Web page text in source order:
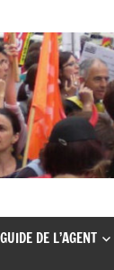
GUIDE DE L’AGENT